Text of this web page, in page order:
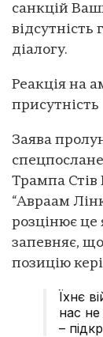
санкцій
відсутність
діалогу.
Реакція на
присутність
Заява
Трампа Стів
“Авраам
розцінює це
запевняє,
позицію
Їхнє
нас не
–